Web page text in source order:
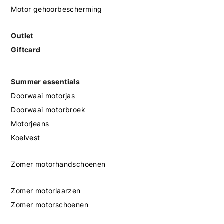
Motor gehoorbescherming
Outlet
Giftcard
Summer essentials
Doorwaai motorjas
Doorwaai motorbroek
Motorjeans
Koelvest
Zomer motorhandschoenen
Zomer motorlaarzen
Zomer motorschoenen